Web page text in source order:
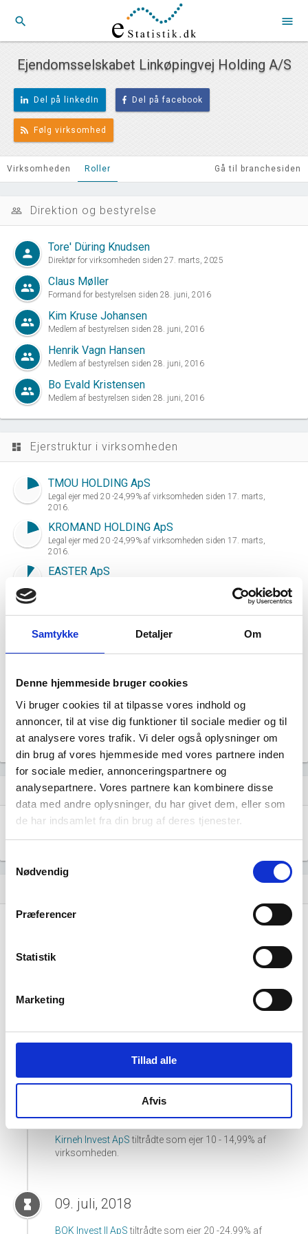
Samtykke Detaljer Om
Denne hjemmeside bruger cookies
Vi bruger cookies til at tilpasse vores indhold og
annoncer, til at vise dig funktioner til sociale medier og til
at analysere vores trafik. Vi deler også oplysninger om
din brug af vores hjemmeside med vores partnere inden
for sociale medier, annonceringspartnere og
analysepartnere. Vores partnere kan kombinere disse
data med andre oplysninger, du har givet dem, eller som
de har indsamlet fra din brug af deres tjenester.
Nødvendig
Præferencer
Statistik
Marketing
Tillad alle
Afvis
search menu
Ejendomsselskabet Linkøpingvej Holding A/S
Del på linkedIn Del på facebook
Følg virksomhed
Virksomheden Roller Gå til branchesiden
people_outline Direktion og bestyrelse
person Tore' Düring Knudsen
Direktør for virksomheden siden 27. marts, 2025
group Claus Møller
Formand for bestyrelsen siden 28. juni, 2016
group Kim Kruse Johansen
Medlem af bestyrelsen siden 28. juni, 2016
group Henrik Vagn Hansen
Medlem af bestyrelsen siden 28. juni, 2016
group Bo Evald Kristensen
Medlem af bestyrelsen siden 28. juni, 2016
dashboard Ejerstruktur i virksomheden
TMOU HOLDING ApS
Legal ejer med 20 -24,99% af virksomheden siden 17. marts,
2016.
KROMAND HOLDING ApS
Legal ejer med 20 -24,99% af virksomheden siden 17. marts,
2016.
EASTER ApS
KRUSE JOHANSEN EJENDOMME ApS
Legal ejer med 10 - 14,99% af virksomheden siden 17. marts,
2016.
Legal ejer med 20 -24,99% af virksomheden siden 09. juli, 2018.
Brdr. Møller Invest ApS
Legal ejer med 10 - 14,99% af virksomheden siden 31. maj, 2024.
dashboard Virksomhedens datterselskaber
Ejendomsselskabet Linkøpingvej A/S
Marselisborg Havnevej 52, 8000 Aarhus C
Tore' Düring Knudsen
tiltrådte som direktør for
hourglass_full 13. maj, 2020
Kirneh Invest ApStiltrådte som ejer 10 - 14,99% af
virksomheden.
hourglass_full 09. juli, 2018
BOK Invest II ApStiltrådte som ejer 20 -24,99% af